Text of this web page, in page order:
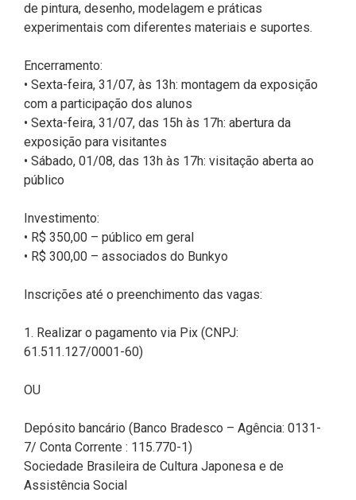
de pintura, desenho, modelagem e práticas
experimentais com diferentes materiais e suportes.
Encerramento:
• Sexta-feira, 31/07, às 13h: montagem da exposição
com a participação dos alunos
• Sexta-feira, 31/07, das 15h às 17h: abertura da
exposição para visitantes
• Sábado, 01/08, das 13h às 17h: visitação aberta ao
público
Investimento:
• R$ 350,00 – público em geral
• R$ 300,00 – associados do Bunkyo
Inscrições até o preenchimento das vagas:
1. Realizar o pagamento via Pix (CNPJ:
61.511.127/0001-60)
OU
Depósito bancário (Banco Bradesco – Agência: 0131-
7/ Conta Corrente : 115.770-1)
Sociedade Brasileira de Cultura Japonesa e de
Assistência Social